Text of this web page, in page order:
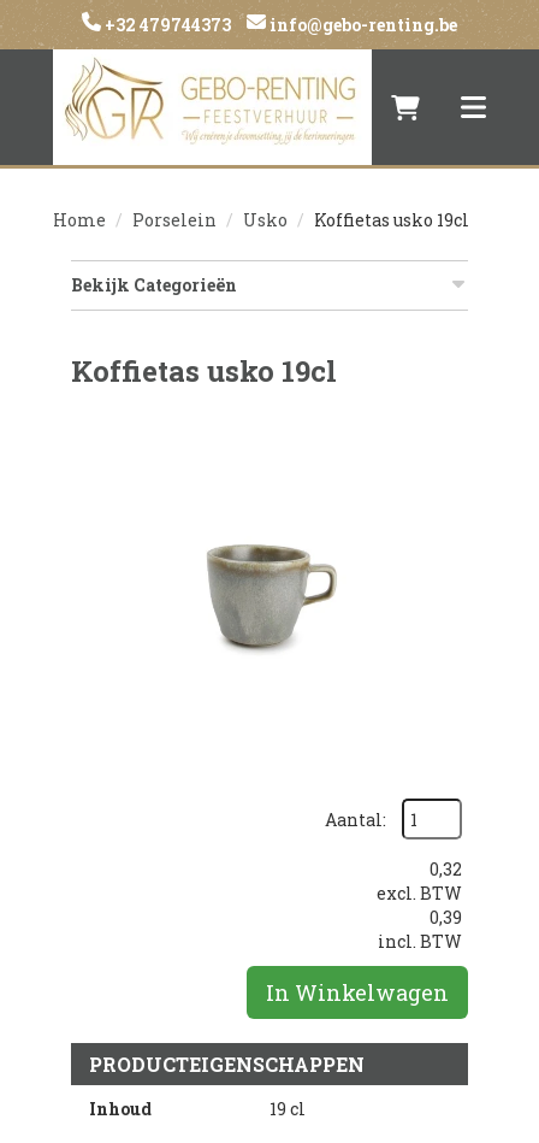
+32 479744373 info@gebo-renting.be
Naar Toggle
Home Porselein Usko Koffietas usko 19cl
Bekijk Categorieën
Koffietas usko 19cl
Aantal:
0,32
excl. BTW
0,39
incl. BTW
In Winkelwagen
PRODUCTEIGENSCHAPPEN
Inhoud 19 cl